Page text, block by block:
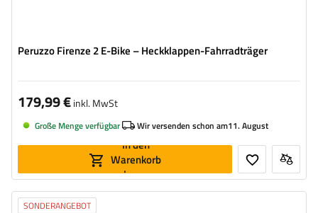
Peruzzo Firenze 2 E-Bike – Heckklappen-Fahrradträger
179,99 €inkl. MwSt
Große Menge verfügbar Wir versenden schon am11. August
In den
Warenkorb
legen
SONDERANGEBOT